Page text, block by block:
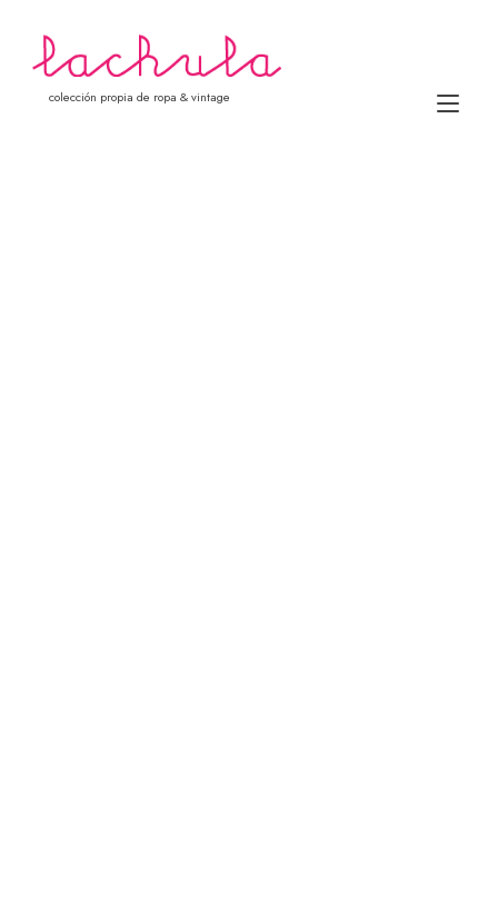
contenido
colección propia de ropa & vintage